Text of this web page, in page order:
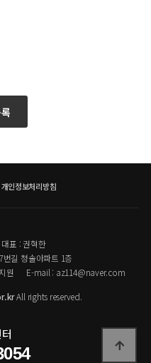
개인정보처리방침
대표 : 권혁한
길 청솔아파트 1층
원
E-mail : az114@naver.com
All rights reserved.